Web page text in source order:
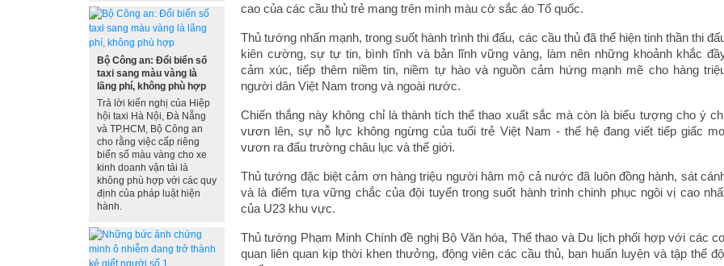
Bộ Công an: Đổi biển số
taxi sang màu vàng là
lãng phí, không phù hợp
Trả lời kiến nghị của Hiệp
hội taxi Hà Nội, Đà Nẵng
và TP.HCM, Bộ Công an
cho rằng việc cấp riêng
biển số màu vàng cho xe
kinh doanh vận tải là
không phù hợp với các quy
định của pháp luật hiện
hành.
cao của các cầu thủ trẻ mang trên mình màu cờ sắc áo Tổ quốc.
Thủ tướng nhấn mạnh, trong suốt hành trình thi đấu, các cầu thủ đã thể hiện tinh thần thi
kiên cường, sự tự tin, bình tĩnh và bản lĩnh vững vàng, làm nên những khoảnh khắc
cảm xúc, tiếp thêm niềm tin, niềm tự hào và nguồn cảm hứng mạnh mẽ cho hàng
người dân Việt Nam trong và ngoài nước.
Chiến thắng này không chỉ là thành tích thể thao xuất sắc mà còn là biểu tượng cho ý
vươn lên, sự nỗ lực không ngừng của tuổi trẻ Việt Nam - thế hệ đang viết tiếp giấc
vươn ra đấu trường châu lục và thế giới.
Thủ tướng đặc biệt cảm ơn hàng triệu người hâm mộ cả nước đã luôn đồng hành, sát
và là điểm tựa vững chắc của đội tuyển trong suốt hành trình chinh phục ngôi vị cao
của U23 khu vực.
Thủ tướng Phạm Minh Chính đề nghị Bộ Văn hóa, Thể thao và Du lịch phối hợp với các
quan liên quan kịp thời khen thưởng, động viên các cầu thủ, ban huấn luyện và tập thể